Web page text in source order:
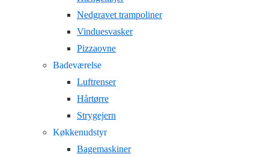
Nedgravet trampoliner
Vinduesvasker
Pizzaovne
Badeværelse
Luftrenser
Hårtørre
Strygejern
Køkkenudstyr
Bagemaskiner